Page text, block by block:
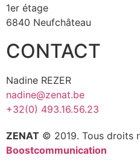
1er étage
6840 Neufchâteau
CONTACT
Nadine REZER
nadine@zenat.be
+32(0) 493.16.56.23
ZENAT © 2019. Tous droits
Boostcommunication